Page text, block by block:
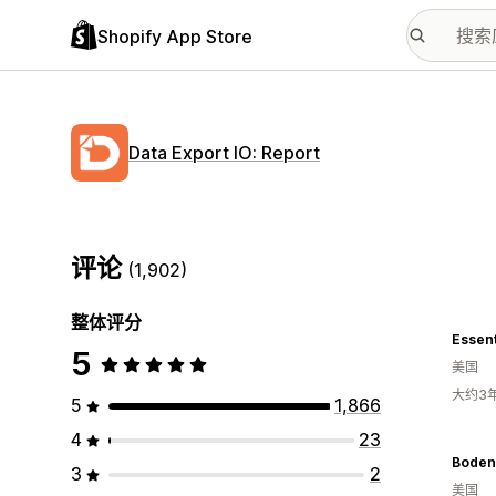
Shopify App Store
Data Export IO: Report
评论 (1,902)
整体评分
5
5
1,866
4
23
3
2
美国
大约3
美国